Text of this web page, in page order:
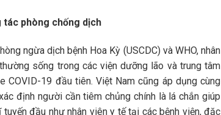
tác phòng chống dịch
ngừa dịch bệnh Hoa Kỳ (USCDC) và WHO, nhân
sống trong các viện dưỡng lão và trung tâm
19 đầu tiên. Việt Nam cũng áp dụng cùng
định người cần tiêm chủng chính là lá chắn giúp
đầu như nhân viên y tế tại các bệnh viện, đặc